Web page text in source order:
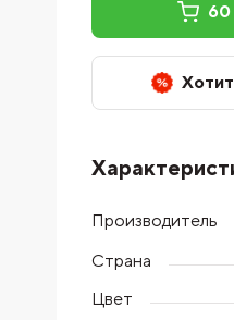
60
Производитель
Страна
Цвет